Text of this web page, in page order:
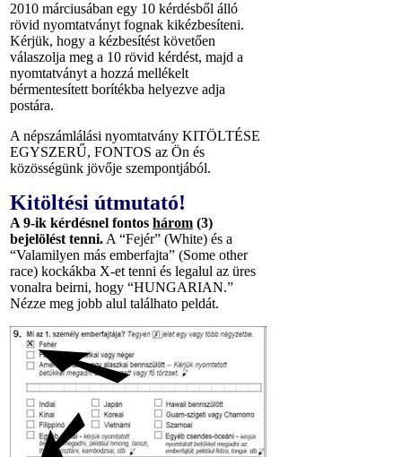
2010 márciusában egy 10 kérdésből álló
rövid nyomtatványt fognak kikézbesíteni.
Kérjük, hogy a kézbesítést követően
válaszolja meg a 10 rövid kérdést, majd a
nyomtatványt a hozzá mellékelt
bérmentesített borítékba helyezve adja
postára.
A népszámlálási nyomtatvány KITÖLTÉSE
EGYSZERŰ, FONTOS az Ön és
közösségünk jövője szempontjából.
Kitöltési útmutató!
A 9-ik kérdésnel fontos három (3)
bejelölést tenni. A “Fejér” (White) és a
“Valamilyen más emberfajta” (Some other
race) kockákba X-et tenni és legalul az üres
vonalra beirni, hogy “HUNGARIAN.”
Nézze meg jobb alul találhato peldát.